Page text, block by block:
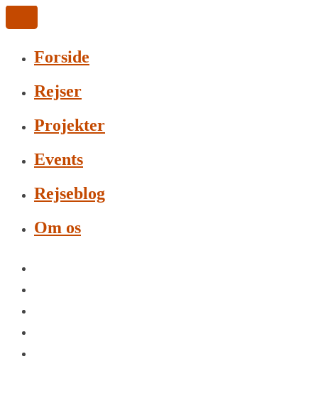
Forside
Rejser
Projekter
Events
Rejseblog
Om os